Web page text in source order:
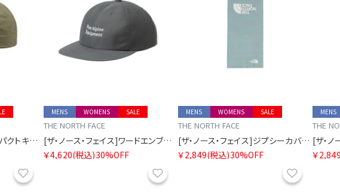
[ザ・ノース・フェイス]コンパクトキャップ
SALE
MENS WOMENS
THE NORTH FACE
[ザ・ノース・フェイス]ワードエンブロイドシックスパネルキャップ
￥4,620(税込)30%OFF
SALE
MENS WOMENS
THE NORTH FACE
[ザ・ノース・フェイス]ジプシーカバーイット
￥2,849(税込)30%OFF
MENS
THE
￥2,849